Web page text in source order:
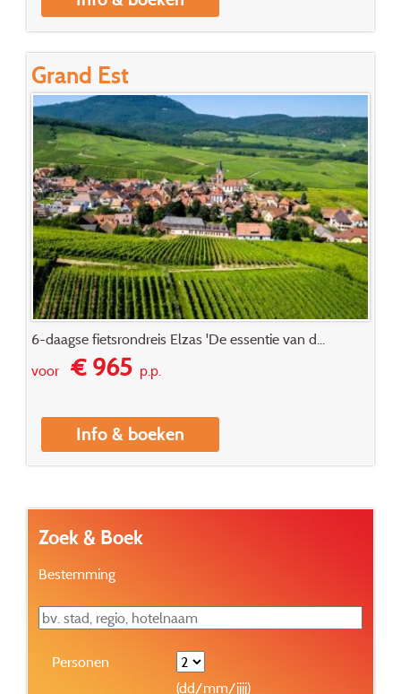
Grand Est
6-daagse fietsrondreis Elzas 'De essentie van d...
voor€ 965p.p.
Info & boeken
Zoek & Boek
Bestemming
Personen
(dd/mm/jjjj)